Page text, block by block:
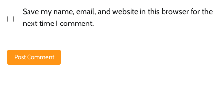
Save my name, email, and website in this browser for the
next time I comment.